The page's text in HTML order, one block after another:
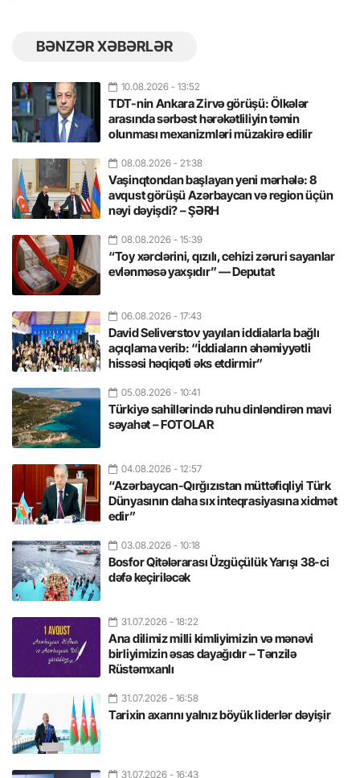
BƏNZƏR XƏBƏRLƏR
10.08.2026 - 13:52
TDT-nin Ankara Zirvə görüşü: Ölkələr
arasında sərbəst hərəkətliliyin təmin
olunması mexanizmləri müzakirə edilir
08.08.2026 - 21:38
Vaşinqtondan başlayan yeni mərhələ: 8
avqust görüşü Azərbaycan və region üçün
nəyi dəyişdi? – ŞƏRH
08.08.2026 - 15:39
“Toy xərclərini, qızılı, cehizi zəruri sayanlar
evlənməsə yaxşıdır” — Deputat
06.08.2026 - 17:43
David Seliverstov yayılan iddialarla bağlı
açıqlama verib: “İddiaların əhəmiyyətli
hissəsi həqiqəti əks etdirmir”
05.08.2026 - 10:41
Türkiyə sahillərində ruhu dinləndirən mavi
səyahət – FOTOLAR
04.08.2026 - 12:57
“Azərbaycan-Qırğızıstan müttəfiqliyi Türk
Dünyasının daha sıx inteqrasiyasına xidmət
edir”
03.08.2026 - 10:18
Bosfor Qitələrarası Üzgüçülük Yarışı 38-ci
dəfə keçiriləcək
31.07.2026 - 18:22
Ana dilimiz milli kimliyimizin və mənəvi
birliyimizin əsas dayağıdır – Tənzilə
Rüstəmxanlı
31.07.2026 - 16:58
Tarixin axarını yalnız böyük liderlər dəyişir
31.07.2026 - 16:43